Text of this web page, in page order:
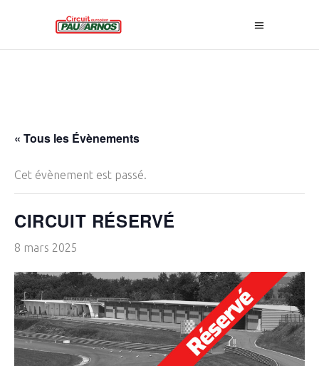
« Tous les Évènements
Cet évènement est passé.
CIRCUIT RÉSERVÉ
8 mars 2025